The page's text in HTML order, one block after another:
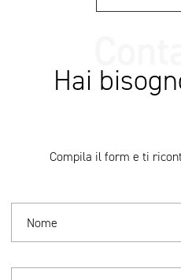
Hai
Compila il form e ti
Nome